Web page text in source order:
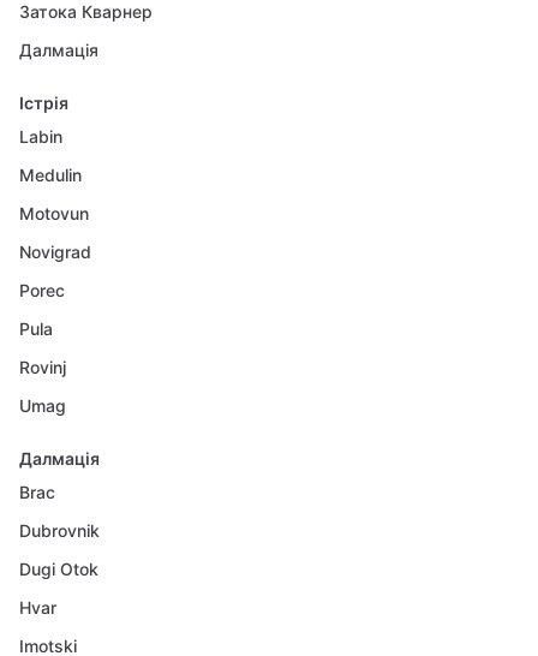
Затока Кварнер
Далмація
Істрія
Labin
Medulin
Motovun
Novigrad
Porec
Pula
Rovinj
Umag
Далмація
Brac
Dubrovnik
Dugi Otok
Hvar
Imotski